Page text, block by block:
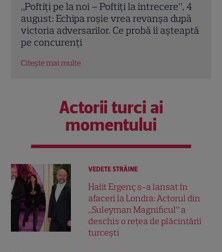
Grila TV de toamnă 2026: toate
premierele confirmate la Pro TV și
Antena 1. Ce show-uri și seriale revin din
septembrie
Citește mai multe
Actorii turci ai
momentului
VEDETE STRĂINE
Halit Ergenç s-a lansat în
afaceri la Londra: Actorul din
„Suleyman Magnificul” a
deschis o rețea de plăcintării
turcești